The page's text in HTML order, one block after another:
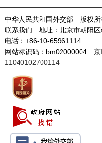
中华人民共和国外交部 版权所
联系我们 地址：北京市朝阳
电话：+86-10-65961114
网站标识码：bm02000004 京
11040102700114